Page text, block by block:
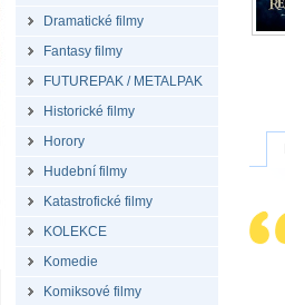
Dramatické filmy
Fantasy filmy
FUTUREPAK / METALPAK
Historické filmy
Horory
Hudební filmy
Katastrofické filmy
KOLEKCE
Komedie
Komiksové filmy